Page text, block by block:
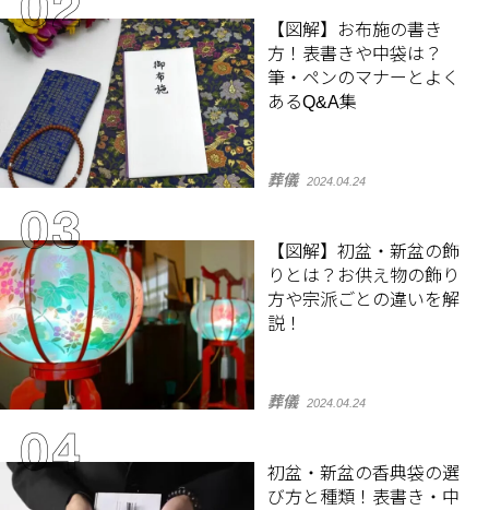
【図解】お布施の書き
方！表書きや中袋は？
筆・ペンのマナーとよく
あるQ&A集
葬儀 2024.04.24
【図解】初盆・新盆の飾
りとは？お供え物の飾り
方や宗派ごとの違いを解
説！
葬儀 2024.04.24
初盆・新盆の香典袋の選
び方と種類！表書き・中